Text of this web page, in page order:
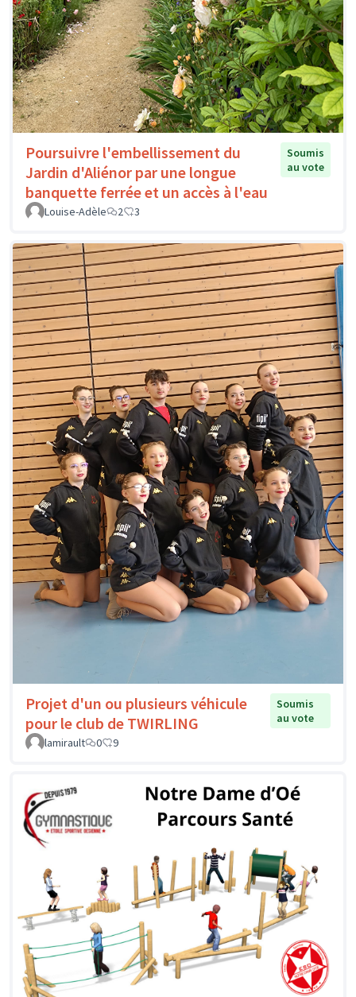
Poursuivre l'embellissement du
Jardin d'Aliénor par une longue
banquette ferrée et un accès à l'eau
Soumis
au vote
Louise-Adèle 2 3
Projet d'un ou plusieurs véhicule
pour le club de TWIRLING
Soumis
au vote
lamirault
0 9